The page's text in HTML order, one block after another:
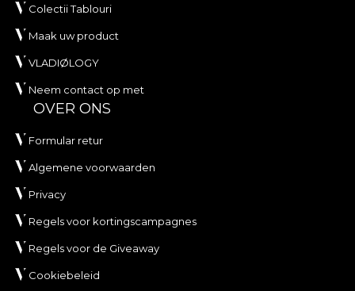
Colectii Tablouri
Maak uw product
VLADIØLOGY
Neem contact op met
OVER ONS
Formular retur
Algemene voorwaarden
Privacy
Regels voor kortingscampagnes
Regels voor de Giveaway
Cookiebeleid